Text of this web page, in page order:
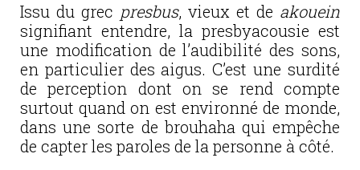
Issu du grec presbus, vieux et de akouein
signifiant entendre, la presbyacousie est
une modification de l’audibilité des sons,
en particulier des aigus. C’est une surdité
de perception dont on se rend compte
surtout quand on est environné de monde,
dans une sorte de brouhaha qui empêche
de capter les paroles de la personne à côté.